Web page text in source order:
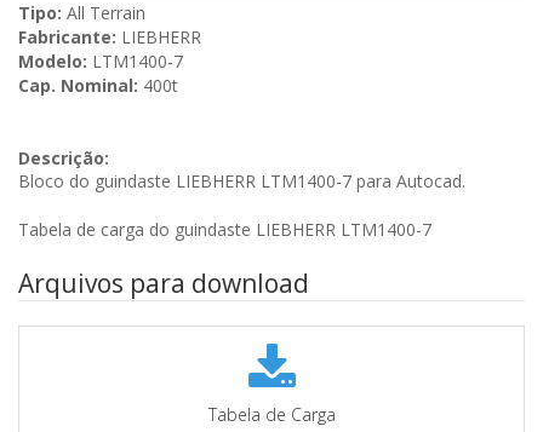
Tipo: All Terrain
Fabricante: LIEBHERR
Modelo: LTM1400-7
Cap. Nominal: 400t
Descrição:
Bloco do guindaste LIEBHERR LTM1400-7 para Autocad.
Tabela de carga do guindaste LIEBHERR LTM1400-7
Arquivos para download
Tabela de Carga